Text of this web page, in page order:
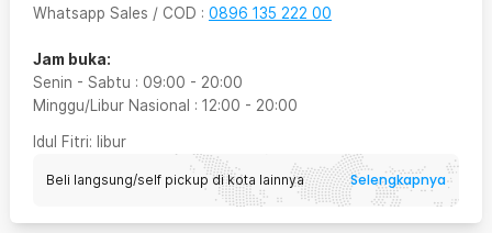
Whatsapp Sales / COD : 0896 135 222 00
Jam buka:
Senin - Sabtu : 09:00 - 20:00
Minggu/Libur Nasional : 12:00 - 20:00
Idul Fitri: libur
Beli langsung/self pickup di kota lainnya Selengkapnya